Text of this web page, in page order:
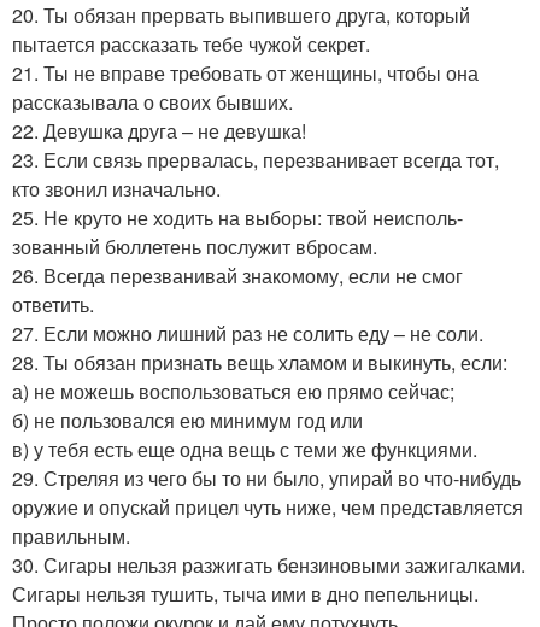
20. Ты обязан прервать выпившего друга, который
пытается рассказать тебе чужой секрет.
21. Ты не вправе требовать от женщины, чтобы она
рассказывала о своих бывших.
22. Девушка друга – не девушка!
23. Если связь прервалась, перезванивает всегда тот,
кто звонил изначально.
25. Не круто не ходить на выборы: твой неисполь-
зованный бюллетень послужит вбросам.
26. Всегда перезванивай знакомому, если не смог
ответить.
27. Если можно лишний раз не солить еду – не соли.
28. Ты обязан признать вещь хламом и выкинуть, если:
а) не можешь воспользоваться ею прямо сейчас;
б) не пользовался ею минимум год или
в) у тебя есть еще одна вещь с теми же функциями.
29. Стреляя из чего бы то ни было, упирай во что-нибудь
оружие и опускай прицел чуть ниже, чем представляется
правильным.
30. Сигары нельзя разжигать бензиновыми зажигалками.
Сигары нельзя тушить, тыча ими в дно пепельницы.